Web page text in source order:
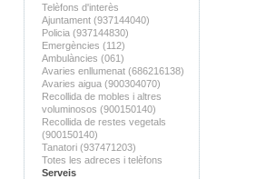
Telèfons d'interès
Ajuntament (937144040)
Policia (937144830)
Emergències (112)
Ambulàncies (061)
Avaries enllumenat (686216138)
Avaries aigua (900304070)
Recollida de mobles i altres
voluminosos (900150140)
Recollida de restes vegetals
(900150140)
Tanatori (937471203)
Totes les adreces i telèfons
Serveis